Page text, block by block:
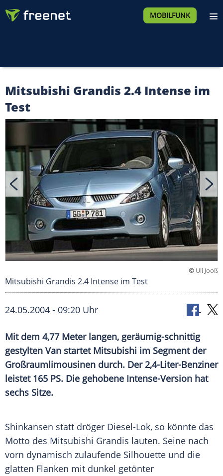
MOBILFUNK
Mitsubishi Grandis 2.4 Intense im
Test
© Uli Jooß
Mitsubishi Grandis 2.4 Intense im Test
24.05.2004 - 09:20 Uhr
Mit dem 4,77 Meter langen, geräumig-schnittig
gestylten Van startet Mitsubishi im Segment der
Großraumlimousinen durch. Der 2,4-Liter-Benziner
leistet 165 PS. Die gehobene Intense-Version hat
sechs Sitze.
Shinkansen statt dröger Diesel-Lok, so könnte das
Motto des Mitsubishi Grandis lauten. Seine nach
vorn dynamisch zulaufende Silhouette und die
glatten Flanken mit dunkel getönter